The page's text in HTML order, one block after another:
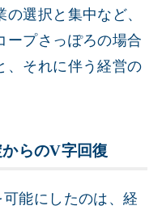
選択と集中など、
ープさっぽろの場合
、それに伴う経営の
らのV字回復
能にしたのは、経